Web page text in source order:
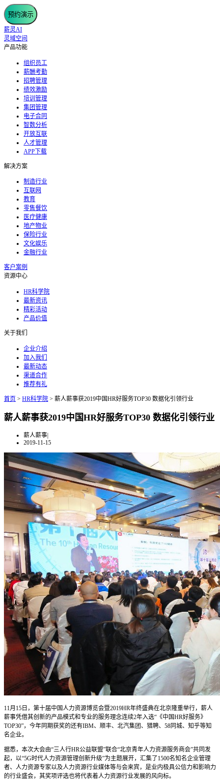
预约演示
薪灵AI
灵域空间
产品功能
组织员工
薪酬考勤
招聘管理
绩效激励
培训管理
集团管理
电子合同
智数分析
开放互联
人才管理
APP下载
解决方案
制造行业
互联网
教育
零售餐饮
医疗健康
地产物业
保险行业
文化娱乐
金融行业
客户案例
资源中心
HR科学院
最新资讯
精彩活动
产品价值
关于我们
企业介绍
加入我们
最新动态
渠道合作
推荐有礼
首页 > HR科学院 > 薪人薪事获2019中国HR好服务TOP30 数据化引领行业
薪人薪事获2019中国HR好服务TOP30 数据化引领行业
薪人薪事|
2019-11-15
11月15日，第十届中国人力资源博览会暨2019HR年终盛典在北京隆重举行，薪人
薪事凭借其创新的产品模式和专业的服务理念连续2年入选“《中国HR好服务》
TOP30”，今年同期获奖的还有IBM、顺丰、北汽集团、猎聘、58同城、知乎等知
名企业。
据悉，本次大会由“三人行HR公益联盟”联合“北京青年人力资源服务商会”共同发
起，以“5G时代人力资源管理创新升级”为主题展开，汇集了1500名知名企业管理
者、人力资源专家以及人力资源行业媒体等与会来宾，是业内极具公信力和影响力
的行业盛会，其奖项评选也将代表着人力资源行业发展的风向标。